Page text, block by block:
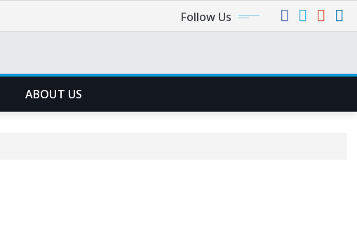
Follow Us
ABOUT US